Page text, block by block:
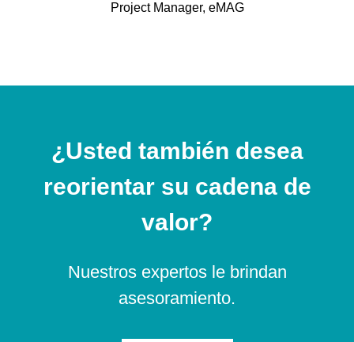
Project Manager, eMAG
¿Usted también desea
reorientar su cadena de
valor?
Nuestros expertos le brindan
asesoramiento.